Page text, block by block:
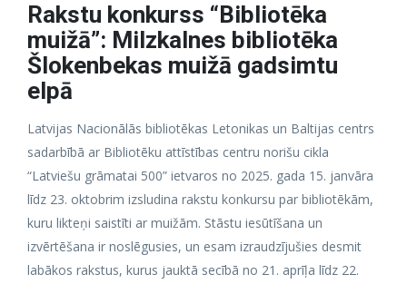
Rakstu konkurss “Bibliotēka
muižā”: Milzkalnes bibliotēka
Šlokenbekas muižā gadsimtu
elpā
Latvijas Nacionālās bibliotēkas Letonikas un Baltijas centrs
sadarbībā ar Bibliotēku attīstības centru norišu cikla
“Latviešu grāmatai 500” ietvaros no 2025. gada 15. janvāra
līdz 23. oktobrim izsludina rakstu konkursu par bibliotēkām,
kuru likteņi saistīti ar muižām. Stāstu iesūtīšana un
izvērtēšana ir noslēgusies, un esam izraudzījušies desmit
labākos rakstus, kurus jauktā secībā no 21. aprīļa līdz 22.